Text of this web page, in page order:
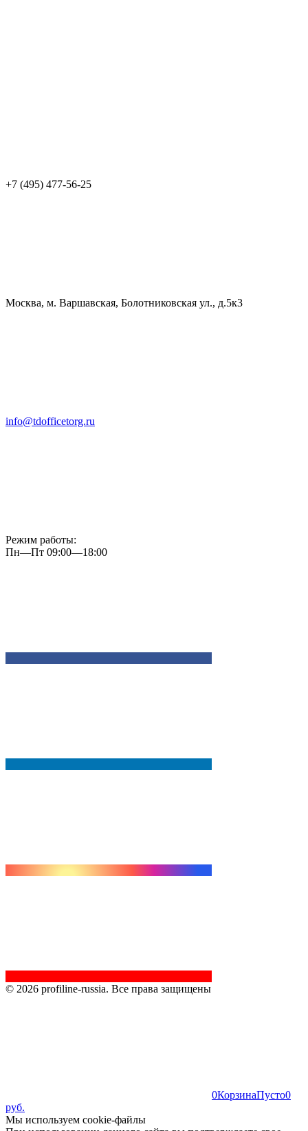
+7 (495) 477-56-25
Москва, м. Варшавская, Болотниковская ул., д.5к3
info@tdofficetorg.ru
Режим работы:
Пн—Пт 09:00—18:00
© 2026 profiline-russia. Все права защищены
0КорзинаПусто0
руб.
Мы используем cookie-файлы